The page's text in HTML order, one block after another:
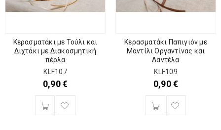
Κερασματάκι με Τούλι και
Διχτάκι με Διακοσμητική
πέρλα
KLF107
0,90€
Κερασματάκι Παπιγιόν με
Μαντίλι Οργαντίνας και
Δαντέλα
KLF109
0,90€